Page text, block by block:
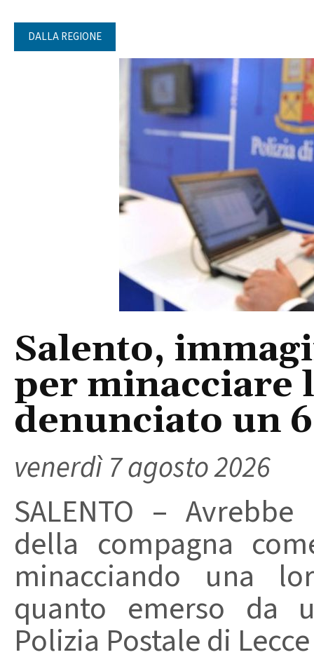
DALLA REGIONE
Salento,
per minacciare
denunciato un
venerdì 7 agosto 2026
SALENTO –
della compagna
minacciando una
quanto emerso da
Polizia Postale di